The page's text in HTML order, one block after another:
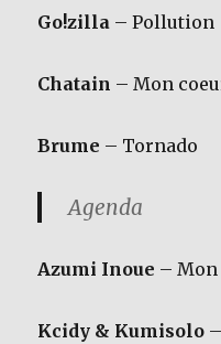
Go!zilla – Pollution
Chatain – Mon
Brume – Tornado
Agenda
Azumi Inoue –
Kcidy & Kumisolo